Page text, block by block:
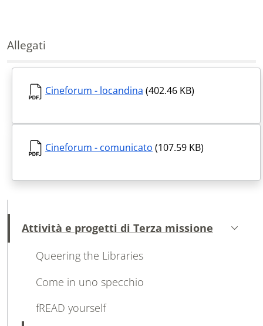
Allegati
Cineforum - locandina (402.46 KB)
Cineforum - comunicato (107.59 KB)
MAIN NAVIGATION
Attività e progetti di Terza missione
Attivo
Queering the Libraries
Come in uno specchio
fREAD yourself